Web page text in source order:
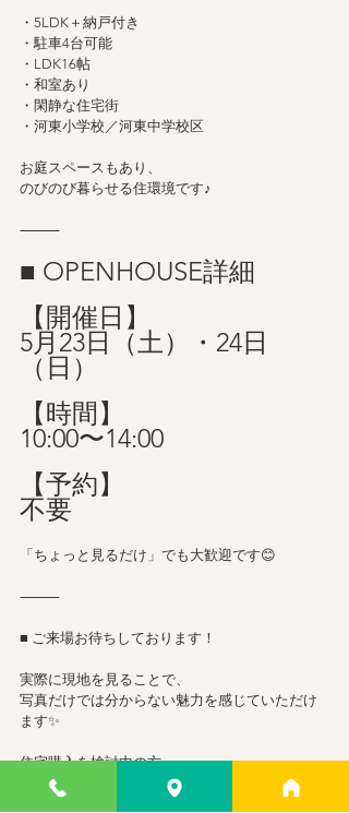
・5LDK＋納戸付き
・駐車4台可能
・LDK16帖
・和室あり
・閑静な住宅街
・河東小学校／河東中学校区
お庭スペースもあり、
のびのび暮らせる住環境です♪
⸻
■ OPENHOUSE詳細
【開催日】
5月23日（土）・24日
（日）
【時間】
10:00〜14:00
【予約】
不要
「ちょっと見るだけ」でも大歓迎です😊
⸻
■ ご来場お待ちしております！
実際に現地を見ることで、
写真だけでは分からない魅力を感じていただけ
ます✨
住宅購入を検討中の方、
住み替えをご検討の方は、